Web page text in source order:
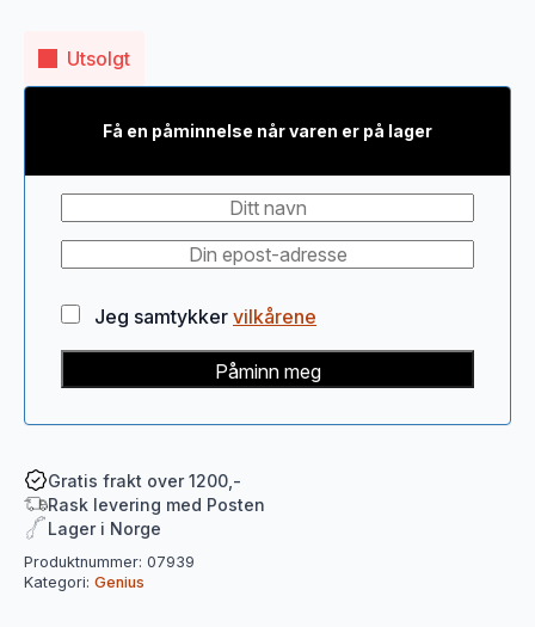
Utsolgt
Få en påminnelse når varen er på lager
Jeg samtykker vilkårene
Påminn meg
Gratis frakt over 1200,-
Rask levering med Posten
Lager i Norge
Produktnummer: 07939
Kategori: Genius